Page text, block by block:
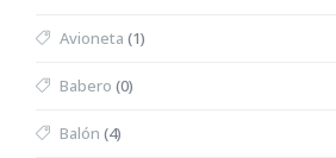
Avioneta (1)
Babero (0)
Balón (4)